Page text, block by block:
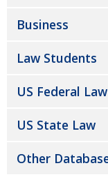
Business
Law Students
US Federal Law
US State Law
Other